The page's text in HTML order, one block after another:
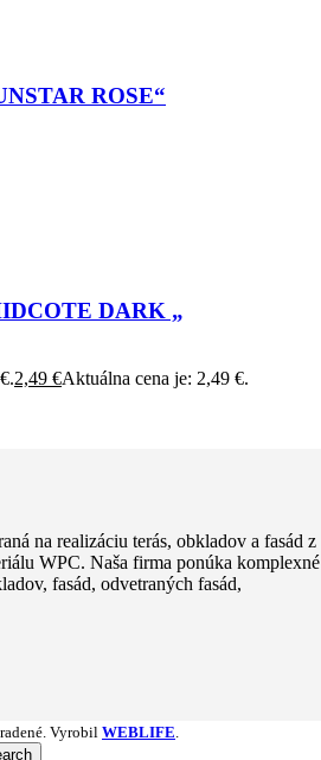
ROSE“
DARK „
2,49 €Aktuálna cena je: 2,49 €.
na realizáciu terás, obkladov a fasád z
WPC. Naša firma ponúka komplexné
fasád, odvetraných fasád,
Vyrobil WEBLIFE.